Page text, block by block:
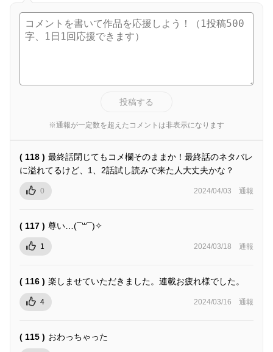
投稿する
※通報が一定数を超えたコメントは非表示になります
( 118 ) 最終話閉じてもコメ欄そのままか！最終話のネタバレ
に溢れてるけど、1、2話試し読みで来た人大丈夫かな？
0 2024/04/03 通報
( 117 ) 尊い…(¯꒳¯)✧︎
1 2024/03/18 通報
( 116 ) 楽しませていただきました。連載お疲れ様でした。
4 2024/03/16 通報
( 115 ) おわっちゃった